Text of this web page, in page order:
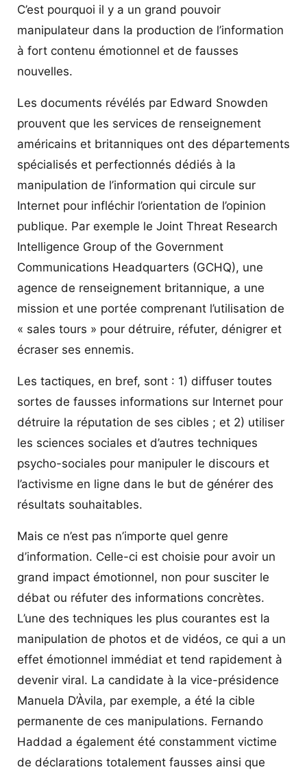
C’est pourquoi il y a un grand pouvoir
manipulateur dans la production de l’information
à fort contenu émotionnel et de fausses
nouvelles.
Les documents révélés par Edward Snowden
prouvent que les services de renseignement
américains et britanniques ont des départements
spécialisés et perfectionnés dédiés à la
manipulation de l’information qui circule sur
Internet pour infléchir l’orientation de l’opinion
publique. Par exemple le Joint Threat Research
Intelligence Group of the Government
Communications Headquarters (GCHQ), une
agence de renseignement britannique, a une
mission et une portée comprenant l’utilisation de
« sales tours » pour détruire, réfuter, dénigrer et
écraser ses ennemis.
Les tactiques, en bref, sont : 1) diffuser toutes
sortes de fausses informations sur Internet pour
détruire la réputation de ses cibles ; et 2) utiliser
les sciences sociales et d’autres techniques
psycho-sociales pour manipuler le discours et
l’activisme en ligne dans le but de générer des
résultats souhaitables.
Mais ce n’est pas n’importe quel genre
d’information. Celle-ci est choisie pour avoir un
grand impact émotionnel, non pour susciter le
débat ou réfuter des informations concrètes.
L’une des techniques les plus courantes est la
manipulation de photos et de vidéos, ce qui a un
effet émotionnel immédiat et tend rapidement à
devenir viral. La candidate à la vice-présidence
Manuela D’Àvila, par exemple, a été la cible
permanente de ces manipulations. Fernando
Haddad a également été constamment victime
de déclarations totalement fausses ainsi que